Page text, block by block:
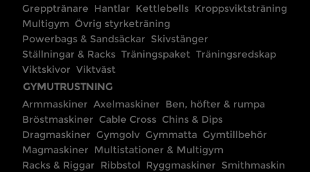
Grepptränare Hantlar Kettlebells Kroppsviktsträning
Multigym Övrig styrketräning
Powerbags & Sandsäckar Skivstänger
Ställningar & Racks Träningspaket Träningsredskap
Viktskivor Viktväst
GYMUTRUSTNING
Armmaskiner Axelmaskiner Ben, höfter & rumpa
Bröstmaskiner Cable Cross Chins & Dips
Dragmaskiner Gymgolv Gymmatta Gymtillbehör
Magmaskiner Multistationer & Multigym
Racks & Riggar Ribbstol Ryggmaskiner Smithmaskin